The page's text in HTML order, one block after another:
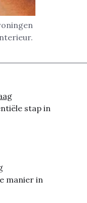
stap in
manier in